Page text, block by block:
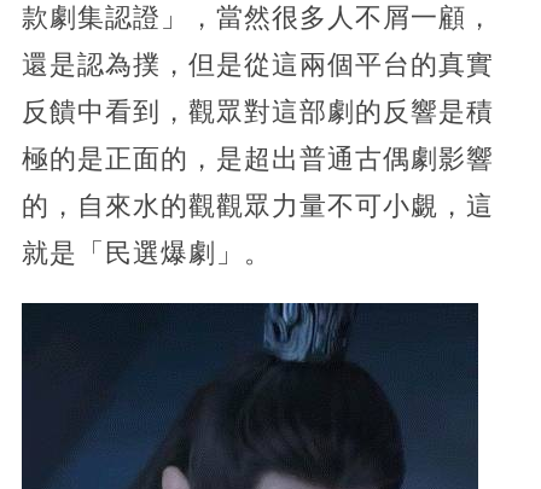
款劇集認證」，當然很多人不屑一顧，
還是認為撲，但是從這兩個平台的真實
反饋中看到，觀眾對這部劇的反響是積
極的是正面的，是超出普通古偶劇影響
的，自來水的觀觀眾力量不可小覷，這
就是「民選爆劇」。